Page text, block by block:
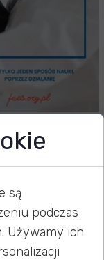
dla
są
podczas
Używamy ich